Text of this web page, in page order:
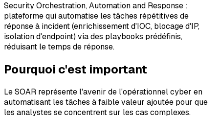
Security Orchestration, Automation and Response :
plateforme qui automatise les tâches répétitives de
réponse à incident (enrichissement d'IOC, blocage d'IP,
isolation d'endpoint) via des playbooks prédéfinis,
réduisant le temps de réponse.
Pourquoi c'est important
Le SOAR représente l'avenir de l'opérationnel cyber en
automatisant les tâches à faible valeur ajoutée pour que
les analystes se concentrent sur les cas complexes.